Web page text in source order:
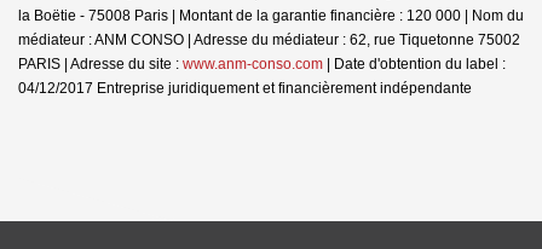
la Boëtie - 75008 Paris | Montant de la garantie financière : 120 000 | Nom du
médiateur : ANM CONSO | Adresse du médiateur : 62, rue Tiquetonne 75002
PARIS | Adresse du site : www.anm-conso.com | Date d'obtention du label :
04/12/2017 Entreprise juridiquement et financièrement indépendante